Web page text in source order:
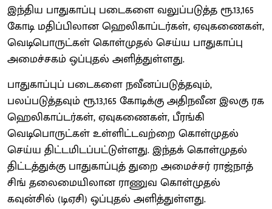
இந்திய பாதுகாப்பு படைகளை வலுப்படுத்த ரூ.13,165
கோடி மதிப்பிலான ஹெலிகாப்டர்கள், ஏவுகணைகள்,
வெடிபொருட்கள் கொள்முதல் செய்ய பாதுகாப்பு
அமைச்சகம் ஒப்புதல் அளித்துள்ளது.
பாதுகாப்புப் படைகளை நவீனப்படுத்தவும்,
பலப்படுத்தவும் ரூ.13,165 கோடிக்கு அதிநவீன இலகு ரக
ஹெலிகாப்டர்கள், ஏவுகணைகள், பீரங்கி
வெடிபொருட்கள் உள்ளிட்டவற்றை கொள்முதல்
செய்ய திட்டமிடப்பட்டுள்ளது. இந்தக் கொள்முதல்
திட்டத்துக்கு பாதுகாப்புத் துறை அமைச்சர் ராஜ்நாத்
சிங் தலைமையிலான ராணுவ கொள்முதல்
கவுன்சில் (டிஏசி) ஒப்புதல் அளித்துள்ளது.